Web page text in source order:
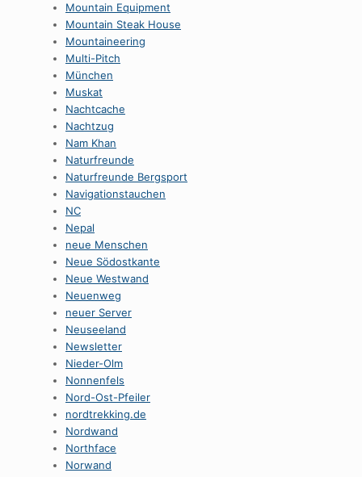
Mountain Equipment
Mountain Steak House
Mountaineering
Multi-Pitch
München
Muskat
Nachtcache
Nachtzug
Nam Khan
Naturfreunde
Naturfreunde Bergsport
Navigationstauchen
NC
Nepal
neue Menschen
Neue Södostkante
Neue Westwand
Neuenweg
neuer Server
Neuseeland
Newsletter
Nieder-Olm
Nonnenfels
Nord-Ost-Pfeiler
nordtrekking.de
Nordwand
Northface
Norwand